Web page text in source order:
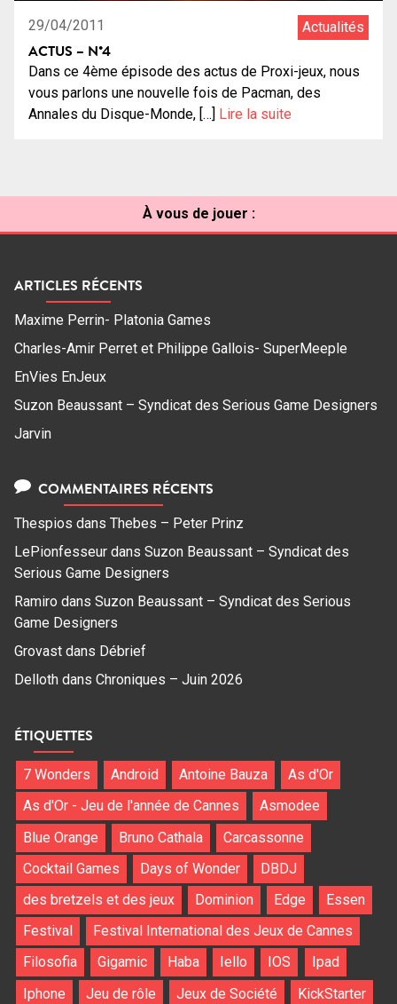
29/04/2011 Actualités
ACTUS – N°4
Dans ce 4ème épisode des actus de Proxi-jeux, nous
vous parlons une nouvelle fois de Pacman, des
Annales du Disque-Monde, […] Lire la suite
À vous de jouer :
ARTICLES RÉCENTS
Maxime Perrin- Platonia Games
Charles-Amir Perret et Philippe Gallois- SuperMeeple
EnVies EnJeux
Suzon Beaussant – Syndicat des Serious Game Designers
Jarvin
COMMENTAIRES RÉCENTS
Thespios dans Thebes – Peter Prinz
LePionfesseur dans Suzon Beaussant – Syndicat des
Serious Game Designers
Ramiro dans Suzon Beaussant – Syndicat des Serious
Game Designers
Grovast dans Débrief
Delloth dans Chroniques – Juin 2026
ÉTIQUETTES
7 Wonders Android Antoine Bauza
As d'Or
As d'Or - Jeu de l'année de Cannes
Asmodee
Blue Orange
Bruno Cathala
Carcassonne
Cocktail Games
Days of Wonder
DBDJ
des bretzels et des jeux
Dominion Edge
Essen
Festival
Festival International des Jeux de Cannes
Filosofia
Gigamic Haba Iello IOS
Ipad
Iphone
Jeu de rôle Jeux de Société KickStarter